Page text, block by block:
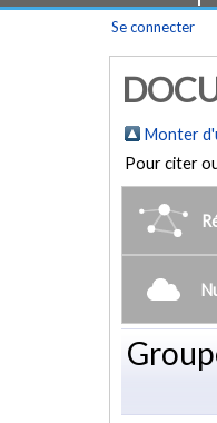
Se connecter
Monter
Pour citer